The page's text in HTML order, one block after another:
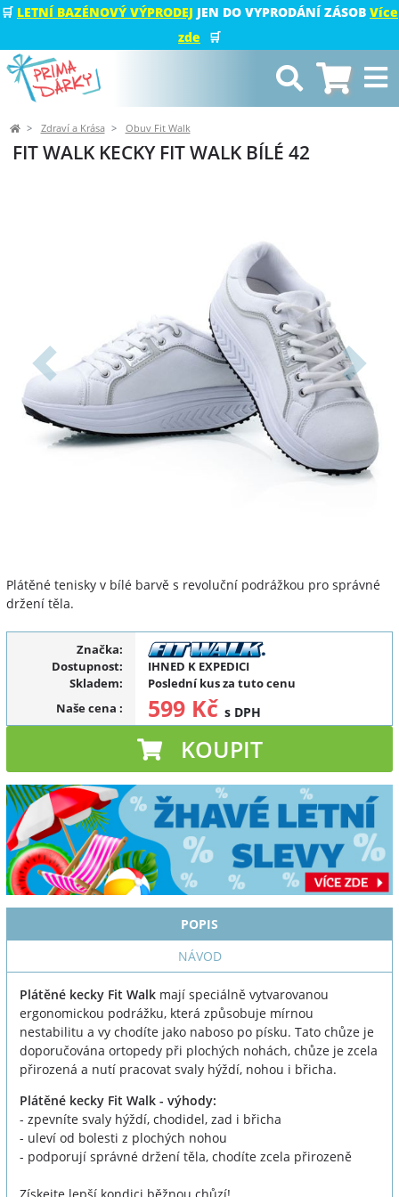
🛒 LETNÍ BAZÉNOVÝ VÝPRODEJ JEN DO VYPRODÁNÍ ZÁSOB Více
zde
🛒
Zdraví a Krása Obuv Fit Walk
FIT WALK KECKY FIT WALK BÍLÉ 42
Předchozí Další
Plátěné tenisky v bílé barvě s revoluční podrážkou pro správné
držení těla.
Značka:
Dostupnost:
IHNED K EXPEDICI
Skladem:
Poslední kus za tuto cenu
Naše cena : 599 Kč s DPH
KOUPIT
POPIS
NÁVOD
Plátěné kecky Fit Walk mají speciálně vytvarovanou
ergonomickou podrážku, která způsobuje mírnou
nestabilitu a vy chodíte jako naboso po písku. Tato chůze je
doporučována ortopedy při plochých nohách, chůze je zcela
přirozená a nutí pracovat svaly hýždí, nohou i břicha.
Plátěné kecky Fit Walk - výhody:
- zpevníte svaly hýždí, chodidel, zad i břicha
- uleví od bolesti z plochých nohou
- podporují správné držení těla, chodíte zcela přirozeně